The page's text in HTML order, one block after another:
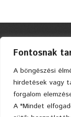
Fontosnak
A böngészési
hirdetések vagy
forgalom
A "Mindet